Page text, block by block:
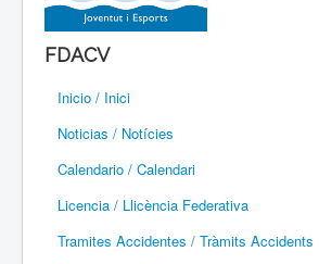
Paracaidismo / Paracaigudisme
Parapente / Parapent
Ultraligeros / Ultralleugers
Vuelo Con Motor / Vol Amb Motor
FDACV
Inicio / Inici
Noticias / Notícies
Calendario / Calendari
Licencia / Llicència Federativa
Tramites Accidentes / Tràmits Accidents